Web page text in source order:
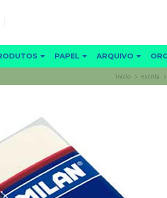
PAPEL ARQUIVO
Início escrita